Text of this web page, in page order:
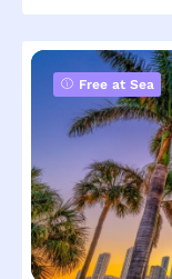
Free at Sea